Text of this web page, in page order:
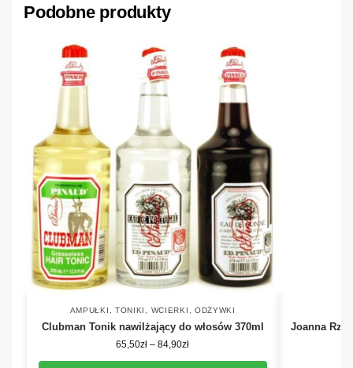
Podobne produkty
AMPUŁKI, TONIKI, WCIERKI ODŻYWKI
Clubman Tonik nawilżający do włosów 370ml
65,50zł – 84,90zł
Joanna